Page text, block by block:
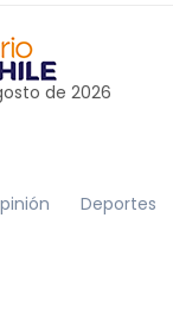
de 2026
Deportes